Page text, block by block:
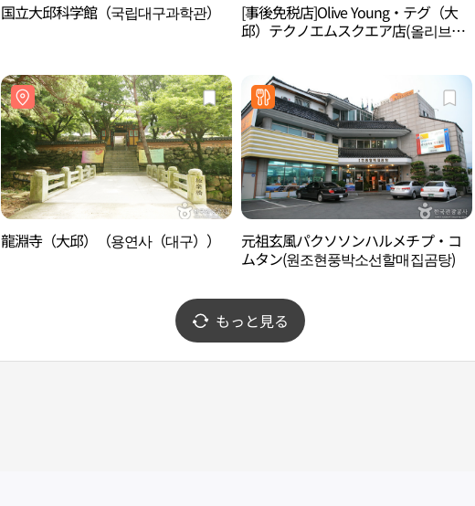
国立大邱科学館（국립대구과학관）
[事後免税店]Olive Young・テグ（大
邱）テクノエムスクエア店(올리브영
龍淵寺（大邱）（용연사（대구））
元祖玄風パクソソンハルメチプ・コ
ムタン(원조현풍박소선할매집곰탕)
もっと見る